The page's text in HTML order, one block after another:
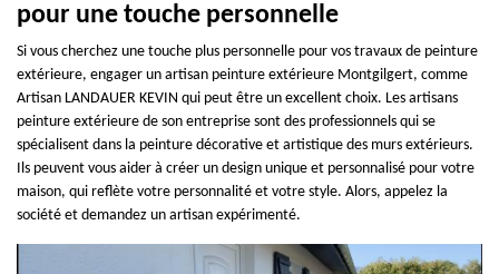
pour une touche personnelle
Si vous cherchez une touche plus personnelle pour vos travaux de peinture
extérieure, engager un artisan peinture extérieure Montgilgert, comme
Artisan LANDAUER KEVIN qui peut être un excellent choix. Les artisans
peinture extérieure de son entreprise sont des professionnels qui se
spécialisent dans la peinture décorative et artistique des murs extérieurs.
Ils peuvent vous aider à créer un design unique et personnalisé pour votre
maison, qui reflète votre personnalité et votre style. Alors, appelez la
société et demandez un artisan expérimenté.